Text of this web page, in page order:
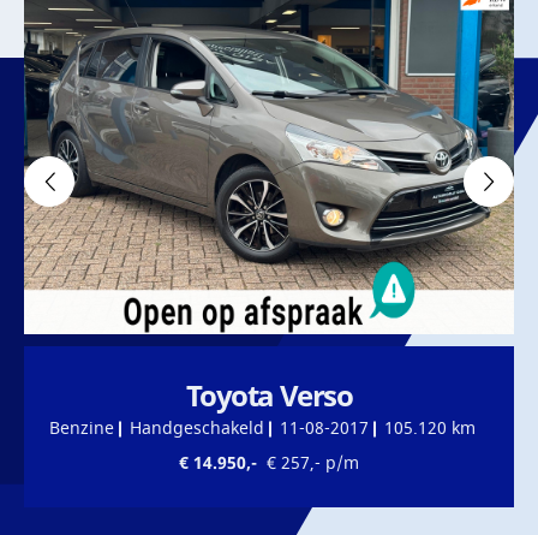
Toyota Verso
Benzine Handgeschakeld 11-08-2017 105.120 km
€ 14.950,- € 257,- p/m